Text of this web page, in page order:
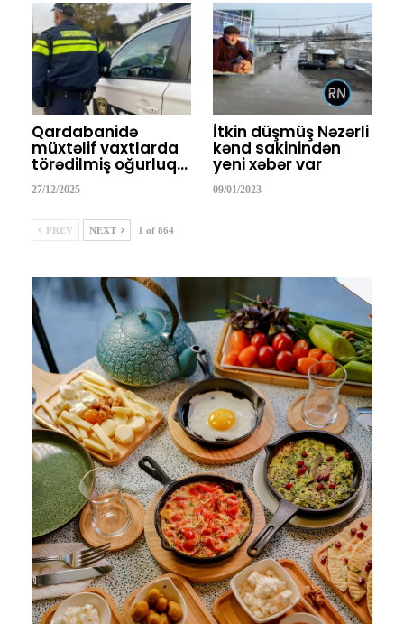
Qardabanidə
müxtəlif vaxtlarda
törədilmiş oğurluq…
27/12/2025
İtkin düşmüş Nəzərli
kənd sakinindən
yeni xəbər var
09/01/2023
PREV NEXT 1 of 864